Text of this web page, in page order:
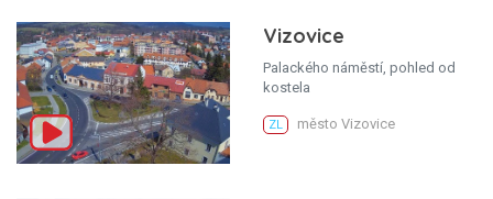
Vizovice
Palackého náměstí, pohled od
kostela
ZL město Vizovice